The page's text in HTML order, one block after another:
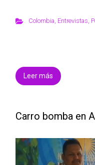
Colombia Entrevistas
Leer más
Carro bomba en